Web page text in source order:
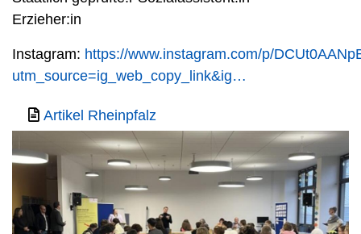
Erzieher:in
Instagram: https://www.instagram.com/p/
utm_source=ig_web_copy_link&ig…
Artikel Rheinpfalz